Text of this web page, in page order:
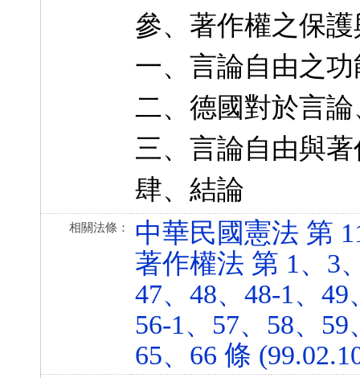
參、著作權之保
一、言論自由之
二、德國對於言
三、言論自由與
肆、結論
相關法條：
中華民國憲法 第
著作權法 第 1、3
47、48、48-1、
56-1、57、58、
65、66 條